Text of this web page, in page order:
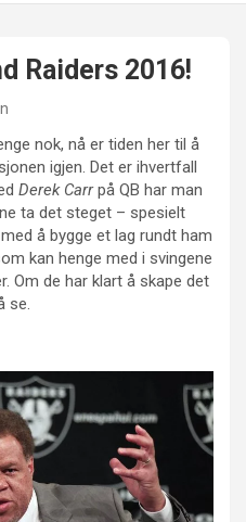
Raiders 2016!
nok, nå er tiden her til å
igjen. Det er ihvertfall
Derek Carrpå QB har man
ta det steget – spesielt
å bygge et lag rundt ham
kan henge med i svingene
Om de har klart å skape det
se.